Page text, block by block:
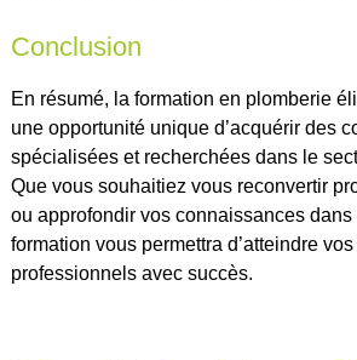
Conclusion
En résumé, la formation en plomberie
une opportunité unique d’acquérir des
spécialisées et recherchées dans le
Que vous souhaitiez vous reconvertir
ou approfondir vos connaissances
formation vous permettra d’atteindre
professionnels avec succès.